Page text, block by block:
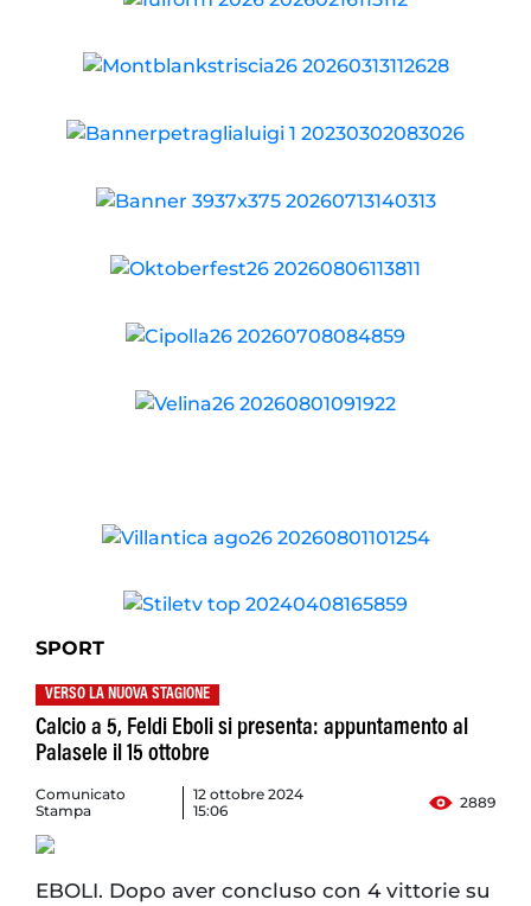
SPORT
VERSO LA NUOVA STAGIONE
Calcio a 5, Feldi Eboli si presenta: appuntamento al
Palasele il 15 ottobre
Comunicato
Stampa
12 ottobre 2024
15:06
2889
EBOLI. Dopo aver concluso con 4 vittorie su